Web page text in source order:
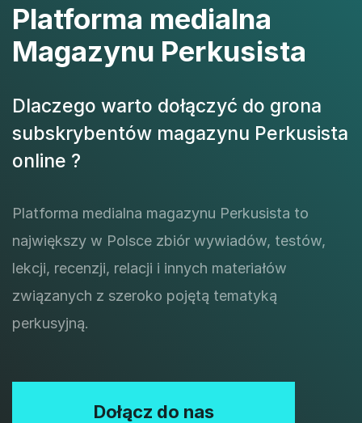
Platforma medialna
Magazynu Perkusista
Dlaczego warto dołączyć do grona
subskrybentów magazynu Perkusista
online ?
Platforma medialna magazynu Perkusista to
największy w Polsce zbiór wywiadów, testów,
lekcji, recenzji, relacji i innych materiałów
związanych z szeroko pojętą tematyką
perkusyjną.
Dołącz do nas